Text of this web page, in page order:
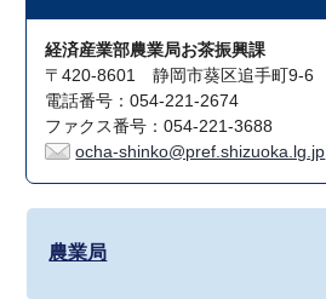
経済産業部農業局お茶振興課
〒420-8601 静岡市葵区追手町9-6
電話番号：054-221-2674
ファクス番号：054-221-3688
ocha-shinko@pref.shizuoka.lg.jp
農業局